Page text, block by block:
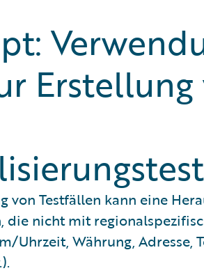
Erstellung
von Testfällen kann eine
die nicht mit
Uhrzeit, Währung, Adresse,